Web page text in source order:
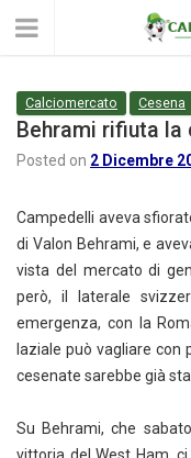
Calciomercato Cesena
Behrami rifiuta la
Posted on 2 Dicembre
Campedelli aveva
di Valon Behrami, e
vista del mercato di
però, il laterale
emergenza, con la
laziale può vagliare
cesenate sarebbe già
Su Behrami, che